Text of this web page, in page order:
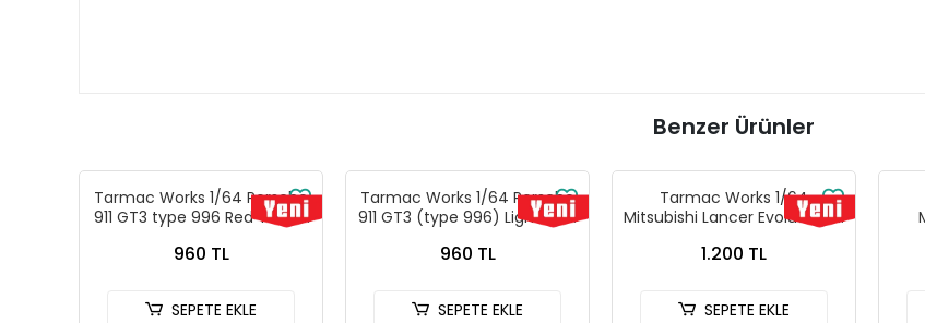
Benzer Ürünler
Tarmac Works 1/64 Porsche
911 GT3 type 996 Red T64G-
960 TL
SEPETE EKLE
Tarmac Works 1/64 Porsche
911 GT3 (type 996) Light Blue
Models GLOBAL64 T64G-
960 TL
SEPETE EKLE
Tarmac Works 1/64
Mitsubishi Lancer Evolution IV
T64G-076-97MCR01
1.200 TL
SEPETE EKLE